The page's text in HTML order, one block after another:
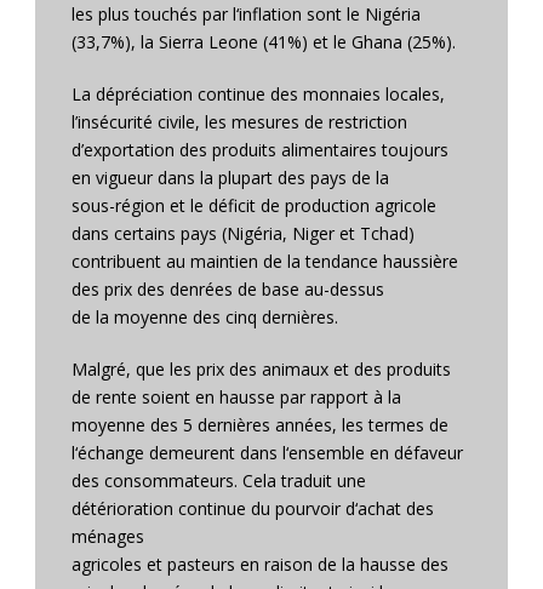
les plus touchés par l‘inflation sont le Nigéria
(33,7%), la Sierra Leone (41%) et le Ghana (25%).
La dépréciation continue des monnaies locales,
l’insécurité civile, les mesures de restriction
d’exportation des produits alimentaires toujours
en vigueur dans la plupart des pays de la
sous-région et le déficit de production agricole
dans certains pays (Nigéria, Niger et Tchad)
contribuent au maintien de la tendance haussière
des prix des denrées de base au-dessus
de la moyenne des cinq dernières.
Malgré, que les prix des animaux et des produits
de rente soient en hausse par rapport à la
moyenne des 5 dernières années, les termes de
l‘échange demeurent dans l‘ensemble en défaveur
des consommateurs. Cela traduit une
détérioration continue du pourvoir d‘achat des
ménages
agricoles et pasteurs en raison de la hausse des